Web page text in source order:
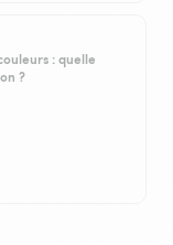
: quelle
?